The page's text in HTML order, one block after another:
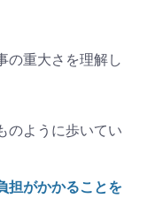
の重大さを理解し
のように歩いてい
担がかかることを